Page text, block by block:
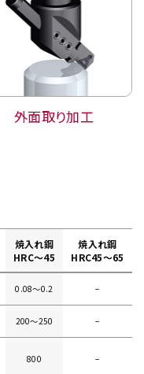
外面取り加工
焼入れ鋼
HRC～45
焼入れ鋼
HRC45～65
0.08〜0.2 −
200〜250 −
800 −